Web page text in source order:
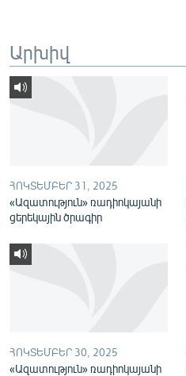
ՓՈԴՔԱՍԹ
Հայերեն
ՀԵՏԵՎԵՔ ՄԵԶ
Արխիվ
ՀՈԿՏԵՄԲԵՐ 31, 2025
«Ազատություն» ռադիոկայանի
ցերեկային ծրագիր
ՀՈԿՏԵՄԲԵՐ 30, 2025
«Ազատություն» ռադիոկայանի